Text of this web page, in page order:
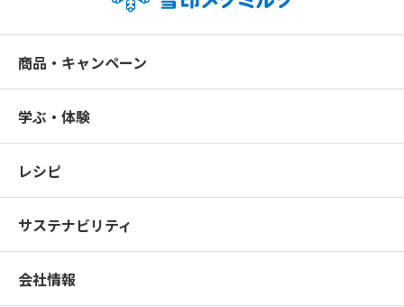
商品・キャンペーン
学ぶ・体験
レシピ
サステナビリティ
会社情報